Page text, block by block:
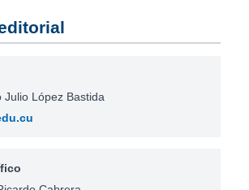
Julio López Bastida